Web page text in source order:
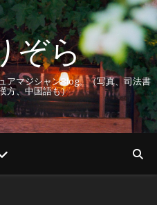
ぞら
アマジシャンBlog。（写真、司法書
方、中国語も）